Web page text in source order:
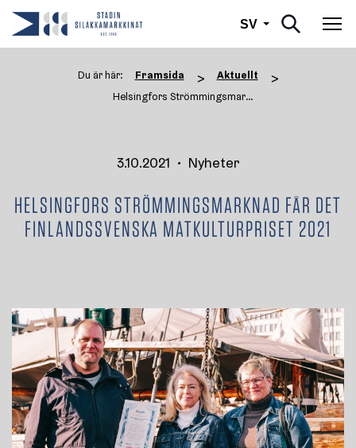
SV Svenska
Du är här: Framsida > Aktuellt >
Helsingfors Strömmingsmarknad ...
3.10.2021 • Nyheter
HELSINGFORS STRÖMMINGSMARKNAD FÅR DET
FINLANDSSVENSKA MATKULTURPRISET 2021